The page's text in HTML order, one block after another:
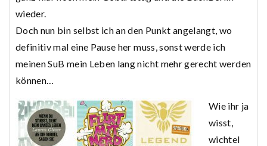
wieder.
Doch nun bin selbst ich an den Punkt angelangt, wo
definitiv mal eine Pause her muss, sonst werde ich
meinen SuB mein Leben lang nicht mehr gerecht werden
können…
Wie ihr ja
wisst,
wichtel